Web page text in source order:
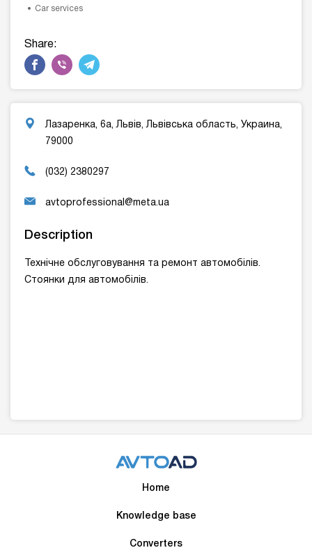
Car services
Share:
Лазаренка, 6а, Львів, Львівська область, Украина,
79000
(032) 2380297
avtoprofessional@meta.ua
Description
Технічне обслуговування та ремонт автомобілів.
Стоянки для автомобілів.
Home
Knowledge base
Converters